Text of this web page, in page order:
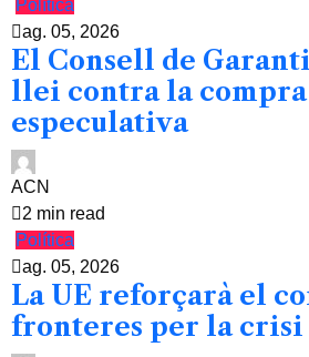
Política
ag. 05, 2026
El Consell de
llei contra la compra
especulativa
ACN
2 min read
Política
ag. 05, 2026
La UE reforçarà el
fronteres per la crisi